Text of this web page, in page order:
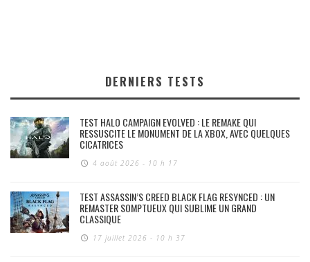
DERNIERS TESTS
TEST HALO CAMPAIGN EVOLVED : LE REMAKE QUI
RESSUSCITE LE MONUMENT DE LA XBOX, AVEC QUELQUES
CICATRICES
4 août 2026 - 10 h 17
TEST ASSASSIN’S CREED BLACK FLAG RESYNCED : UN
REMASTER SOMPTUEUX QUI SUBLIME UN GRAND
CLASSIQUE
17 juillet 2026 - 10 h 37